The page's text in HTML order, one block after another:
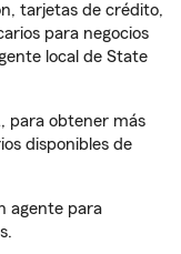
tarjetas de crédito,
para negocios
local de State
para obtener más
disponibles de
agente para